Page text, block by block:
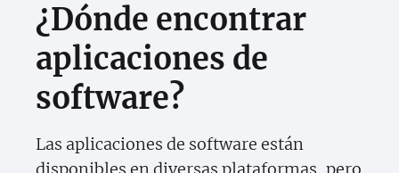
¿Dónde encontrar
aplicaciones de
software?
Las aplicaciones de software están